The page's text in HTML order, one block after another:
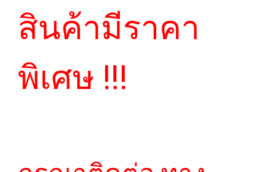
สินค้ามีราคา
พิเศษ !!!